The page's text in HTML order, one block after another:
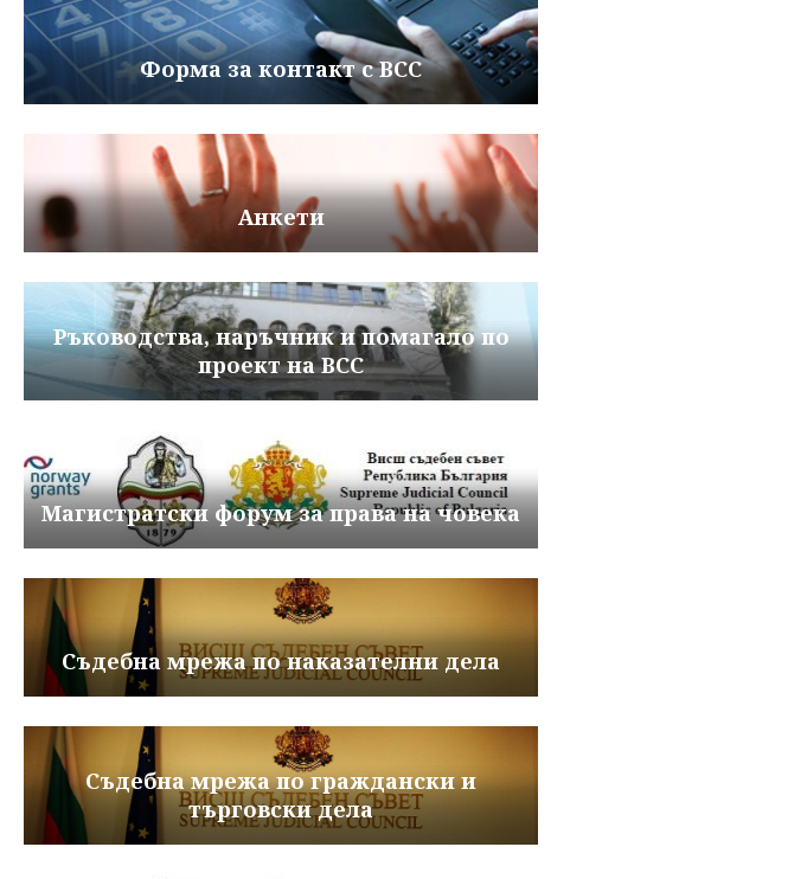
Форма за контакт с ВСС
Анкети
Ръководства, наръчник и помагало по
проект на ВСС
Магистратски форум за права на човека
Съдебна мрежа по наказателни дела
Съдебна мрежа по граждански и
търговски дела